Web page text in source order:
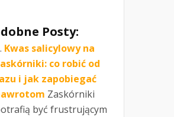
Posty:
Kwas salicylowy na
co robić od
i jak zapobiegać
Zaskórniki
być frustrującym